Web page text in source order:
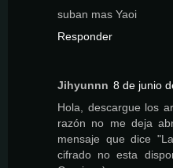
suban mas Yaoi
Responder
Jihyunnn 8 de junio
Hola, descargue los
razón no me deja
mensaje que dice
cifrado no esta